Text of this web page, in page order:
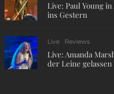
Live: Paul Young
ins Gestern
Live Reviews
Live: Amanda
der Leine gelassen